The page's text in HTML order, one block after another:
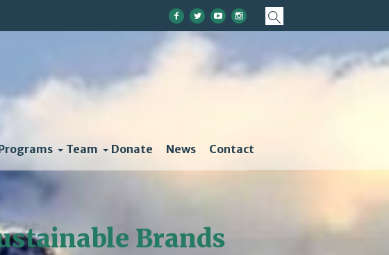
Team Donate News Contact
Brands